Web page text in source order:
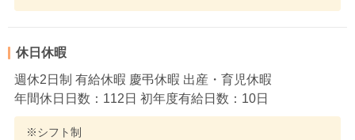
休日休暇
週休2日制 有給休暇 慶弔休暇 出産・育児休暇
年間休日日数：112日 初年度有給日数：10日
※シフト制